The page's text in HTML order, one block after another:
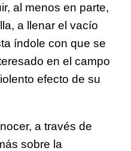
al menos en parte,
a llenar el vacío
índole con que se
en el campo
efecto de su
a través de
sobre la